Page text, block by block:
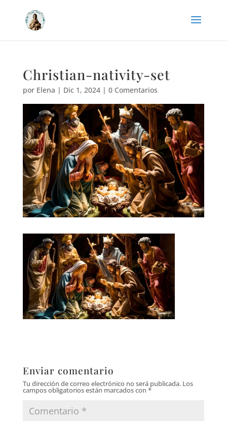
Christian-nativity-set
por Elena | Dic 1, 2024| 0 Comentarios
Enviar comentario
Tu dirección de correo electrónico no será publicada. Los
campos obligatorios están marcados con *